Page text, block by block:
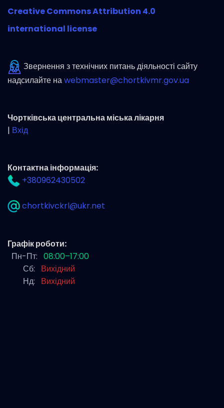
Creative Commons Attribution 4.0
international license
Звернення з технічних питань діяльності сайту
надсилайте наwebmaster@chortkivmr.gov.ua
Чортківська центральна міська лікарня
| Вхід
Контактна інформація:
+380962430502
chortkivckrl@ukr.net
Графік роботи:
Пн-Пт: 08:00–17:00
Сб:
Вихідний
Нд:
Вихідний